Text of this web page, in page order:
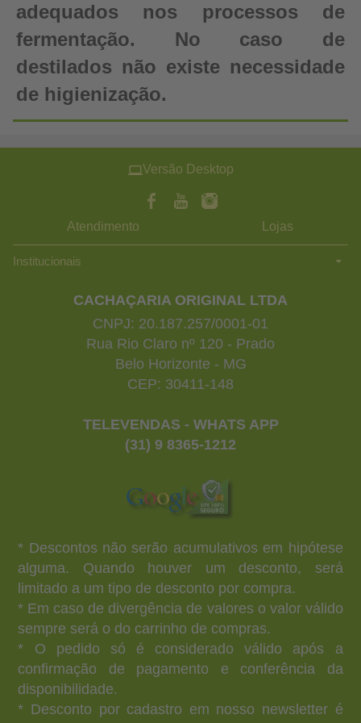
adequados nos processos de
fermentação. No caso de
destilados não existe necessidade
de higienização.
Versão Desktop
Atendimento Lojas
Institucionais
CACHAÇARIA ORIGINAL LTDA
CNPJ: 20.187.257/0001-01
Rua Rio Claro nº 120 - Prado
Belo Horizonte - MG
CEP: 30411-148
TELEVENDAS - WHATS APP
(31) 9 8365-1212
* Descontos não serão acumulativos em hipótese
alguma. Quando houver um desconto, será
limitado a um tipo de desconto por compra.
* Em caso de divergência de valores o valor válido
sempre será o do carrinho de compras.
* O pedido só é considerado válido após a
confirmação de pagamento e conferência da
disponibilidade.
* Desconto por cadastro em nosso newsletter é